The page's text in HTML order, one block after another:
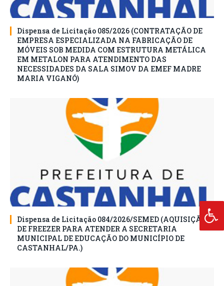
Dispensa de Licitação 085/2026 (CONTRATAÇÃO DE
EMPRESA ESPECIALIZADA NA FABRICAÇÃO DE
MÓVEIS SOB MEDIDA COM ESTRUTURA METÁLICA
EM METALON PARA ATENDIMENTO DAS
NECESSIDADES DA SALA SIMOV DA EMEF MADRE
MARIA VIGANÓ)
Dispensa de Licitação 084/2026/SEMED (AQUISIÇÃO
DE FREEZER PARA ATENDER A SECRETARIA
MUNICIPAL DE EDUCAÇÃO DO MUNICÍPIO DE
CASTANHAL/PA.)